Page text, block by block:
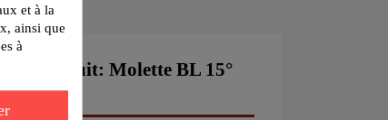
du produit: Molette BL 15°
et à la
ainsi que
à